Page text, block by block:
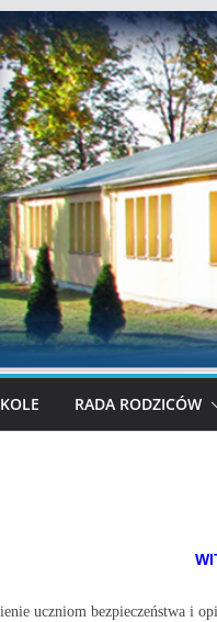
RADA RODZICÓW
uczniom bezpieczeństwa